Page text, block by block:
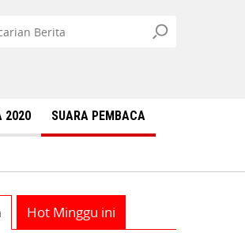
2020 SUARA PEMBACA
Hot Minggu ini